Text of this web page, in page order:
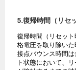
5.復帰時間（リセ
復帰時間（リセッ
格電圧を取り除いた
接点バウンス時間
ト状態において、